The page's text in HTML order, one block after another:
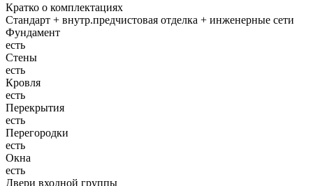
Кратко о комплектациях
Стандарт + внутр.предчистовая отделка + инженерные сети
Фундамент
есть
Стены
есть
Кровля
есть
Перекрытия
есть
Перегородки
есть
Окна
есть
Двери входной группы